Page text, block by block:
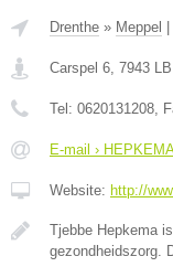
Drenthe » Meppel
Carspel 6, 7943 LB
Tel: 0620131208,
E-mail ›
Website: http://
Tjebbe Hepkema
gezondheidszorg.